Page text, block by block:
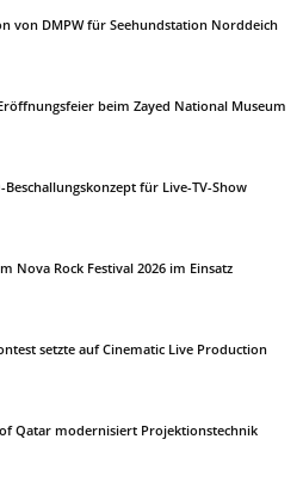
von DMPW für Seehundstation Norddeich
beim Zayed National Museum
Beschallungskonzept für Live-TV-Show
Nova Rock Festival 2026 im Einsatz
setzte auf Cinematic Live Production
Qatar modernisiert Projektionstechnik